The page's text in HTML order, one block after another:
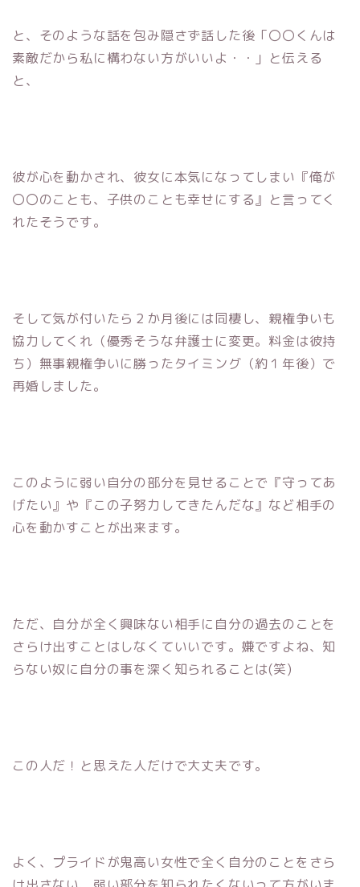
と、そのような話を包み隠さず話した後「〇〇くんは
素敵だから私に構わない方がいいよ・・」と伝える
と、
彼が心を動かされ、彼女に本気になってしまい『俺が
〇〇のことも、子供のことも幸せにする』と言ってく
れたそうです。
そして気が付いたら２か月後には同棲し、親権争いも
協力してくれ（優秀そうな弁護士に変更。料金は彼持
ち）無事親権争いに勝ったタイミング（約１年後）で
再婚しました。
このように弱い自分の部分を見せることで『守ってあ
げたい』や『この子努力してきたんだな』など相手の
心を動かすことが出来ます。
ただ、自分が全く興味ない相手に自分の過去のことを
さらけ出すことはしなくていいです。嫌ですよね、知
らない奴に自分の事を深く知られることは(笑)
この人だ！と思えた人だけで大丈夫です。
よく、プライドが鬼高い女性で全く自分のことをさら